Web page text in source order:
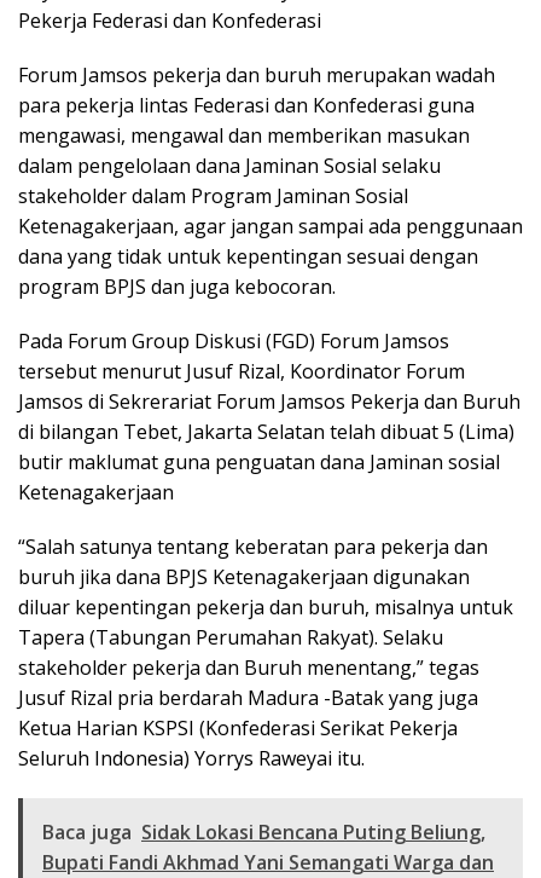
Pekerja Federasi dan Konfederasi
Forum Jamsos pekerja dan buruh merupakan wadah
para pekerja lintas Federasi dan Konfederasi guna
mengawasi, mengawal dan memberikan masukan
dalam pengelolaan dana Jaminan Sosial selaku
stakeholder dalam Program Jaminan Sosial
Ketenagakerjaan, agar jangan sampai ada penggunaan
dana yang tidak untuk kepentingan sesuai dengan
program BPJS dan juga kebocoran.
Pada Forum Group Diskusi (FGD) Forum Jamsos
tersebut menurut Jusuf Rizal, Koordinator Forum
Jamsos di Sekrerariat Forum Jamsos Pekerja dan Buruh
di bilangan Tebet, Jakarta Selatan telah dibuat 5 (Lima)
butir maklumat guna penguatan dana Jaminan sosial
Ketenagakerjaan
“Salah satunya tentang keberatan para pekerja dan
buruh jika dana BPJS Ketenagakerjaan digunakan
diluar kepentingan pekerja dan buruh, misalnya untuk
Tapera (Tabungan Perumahan Rakyat). Selaku
stakeholder pekerja dan Buruh menentang,” tegas
Jusuf Rizal pria berdarah Madura -Batak yang juga
Ketua Harian KSPSI (Konfederasi Serikat Pekerja
Seluruh Indonesia) Yorrys Raweyai itu.
Baca juga Sidak Lokasi Bencana Puting Beliung,
Bupati Fandi Akhmad Yani Semangati Warga dan